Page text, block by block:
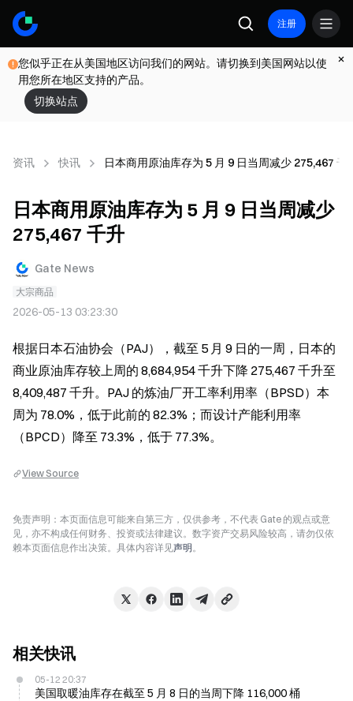
注册
您似乎正在从美国地区访问我们的网站。请切换到美国网站以使
用您所在地区支持的产品。
切换站点
资讯 快讯 日本商用原油库存为 5 月 9 日当周减少 275,467 千
日本商用原油库存为 5 月 9 日当周减少
275,467 千升
Gate News
大宗商品
2026-05-13 03:23:30
根据日本石油协会（PAJ），截至 5 月 9 日的一周，日本的
商业原油库存较上周的 8,684,954 千升下降 275,467 千升至
8,409,487 千升。PAJ 的炼油厂开工率利用率（BPSD）本
周为 78.0%，低于此前的 82.3%；而设计产能利用率
（BPCD）降至 73.3%，低于 77.3%。
View Source
免责声明：本页面信息可能来自第三方，仅供参考，不代表 Gate 的观点或意
见，亦不构成任何财务、投资或法律建议。数字资产交易风险较高，请勿仅依
赖本页面信息作出决策。具体内容详见声明。
相关快讯
05-12 20:37
美国取暖油库存在截至 5 月 8 日的当周下降 116,000 桶